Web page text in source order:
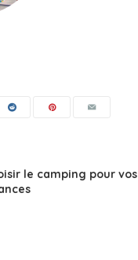
le camping pour vos